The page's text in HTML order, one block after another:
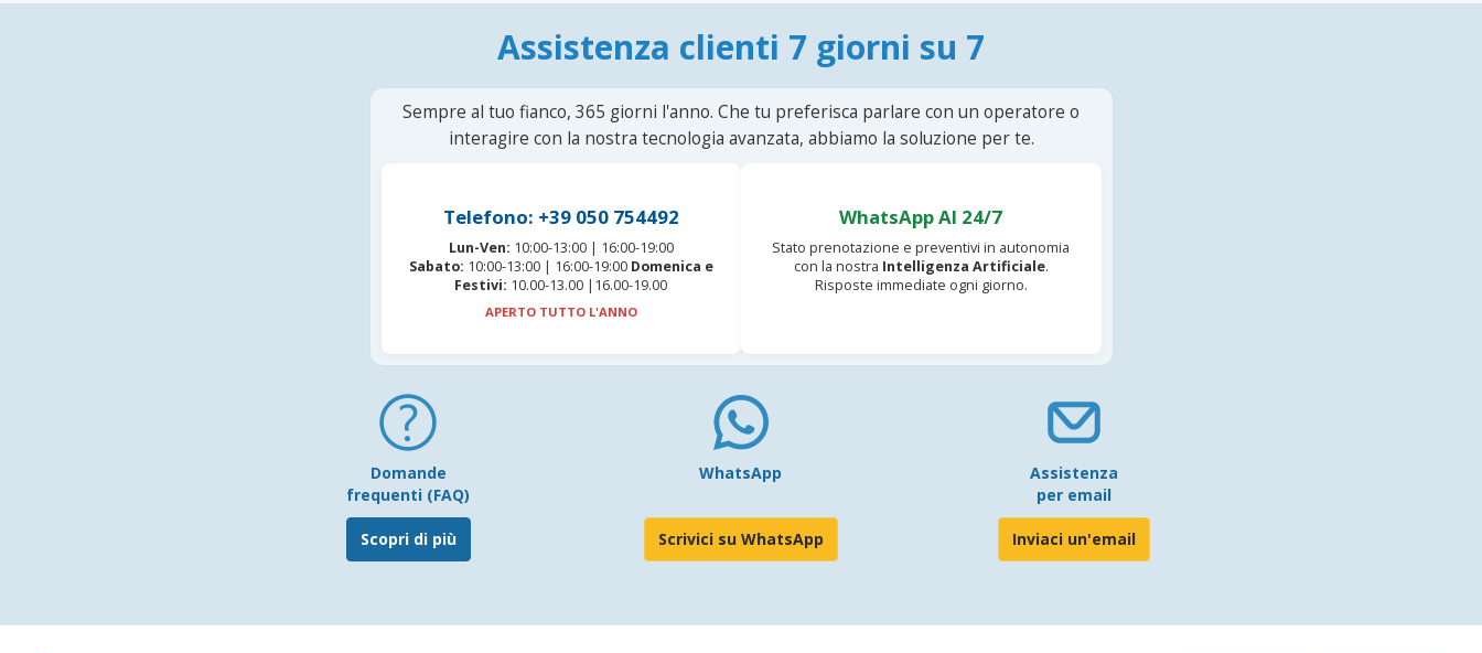
Assistenza clienti 7 giorni su 7
Sempre al tuo fianco, 365 giorni l'anno. Che tu preferisca parlare con un operatore o
interagire con la nostra tecnologia avanzata, abbiamo la soluzione per te.
Telefono: +39 050 754492
Lun-Ven: 10:00-13:00 | 16:00-19:00
Sabato: 10:00-13:00 | 16:00-19:00 Domenica e
Festivi: 10.00-13.00 |16.00-19.00
APERTO TUTTO L'ANNO
WhatsApp AI 24/7
Stato prenotazione e preventivi in autonomia
con la nostra Intelligenza Artificiale.
Risposte immediate ogni giorno.
Domande
frequenti (FAQ)
Scopri di più
WhatsApp
Scrivici su WhatsApp
Assistenza
per email
Inviaci un'email